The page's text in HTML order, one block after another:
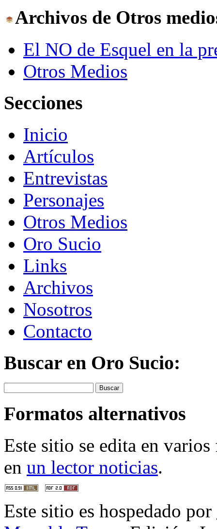
Archivos de Otros
El NO de Esquel en la
Otros Medios
Secciones
Inicio
Artículos
Entrevistas
Personajes
Otros Medios
Oro Sucio
Links
Archivos
Nosotros
Contacto
Buscar en Oro Sucio:
Buscar
Formatos alternativos
Este sitio se edita en
en un lector noticias.
Este sitio es hospedado por